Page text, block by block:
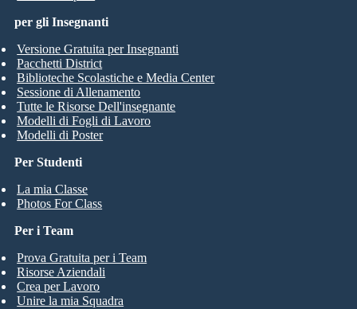
Per Studenti
La mia Classe
Photos For Class
per gli Insegnanti
Versione Gratuita per Insegnanti
Pacchetti District
Biblioteche Scolastiche e Media Center
Sessione di Allenamento
Tutte le Risorse Dell'insegnante
Modelli di Fogli di Lavoro
Modelli di Poster
Per i Team
Prova Gratuita per i Team
Risorse Aziendali
Crea per Lavoro
Unire la mia Squadra